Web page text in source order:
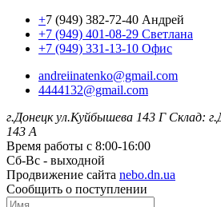
+7 (949) 382-72-40 Андрей
+7 (949) 401-08-29 Светлана
+7 (949) 331-13-10 Офис
andreiinatenko@gmail.com
4444132@gmail.com
г.Донецк ул.Куйбышева 143 Г Склад:
143 А
Время работы с 8:00-16:00
Сб-Вс - выходной
Продвижение сайта nebo.dn.ua
Сообщить о поступлении